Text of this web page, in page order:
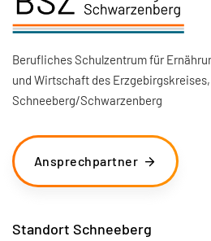
Berufliches Schulzentrum für
und Wirtschaft des Erzgebirgskreises,
Schneeberg/Schwarzenberg
Ansprechpartner
Standort Schneeberg